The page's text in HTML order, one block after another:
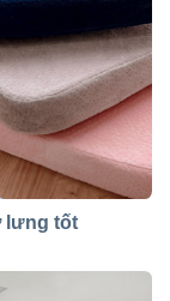
lưng tốt